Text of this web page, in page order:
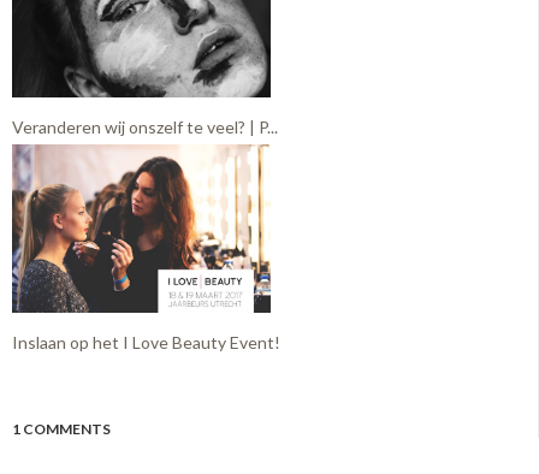
Veranderen wij onszelf te veel? | P...
Inslaan op het I Love Beauty Event!
1 COMMENTS